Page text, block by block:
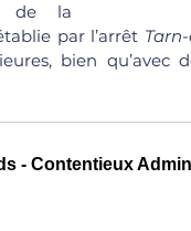
de la
par l’arrêt
bien qu’avec
- Contentieux